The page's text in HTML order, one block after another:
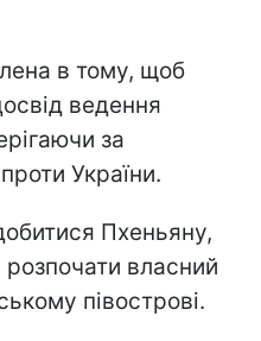
в тому, щоб
ведення
за
України.
Пхеньяну,
власний
півострові.